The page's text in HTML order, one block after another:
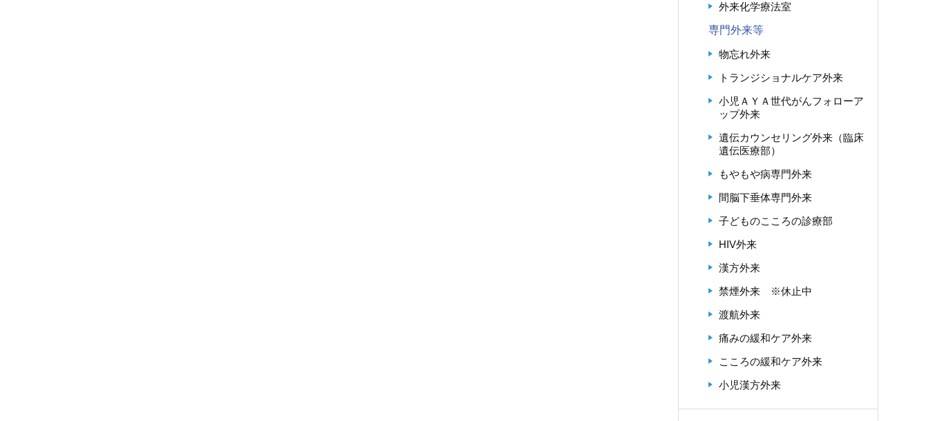
外来化学療法室
専門外来等
物忘れ外来
トランジショナルケア外来
小児ＡＹＡ世代がんフォローア
ップ外来
遺伝カウンセリング外来（臨床
遺伝医療部）
もやもや病専門外来
間脳下垂体専門外来
子どものこころの診療部
HIV外来
漢方外来
禁煙外来 ※休止中
渡航外来
痛みの緩和ケア外来
こころの緩和ケア外来
小児漢方外来